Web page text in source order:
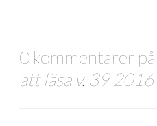
0 kommentarer på
att läsa v. 39 2016